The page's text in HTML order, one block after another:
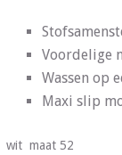
Voordelige
Wassen op
Maxi slip
wit maat 52